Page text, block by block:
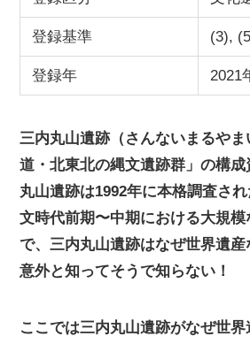
登録基準 (3),
登録年 2021
三内丸山遺跡（さんないまるや
道・北東北の縄文遺跡群」の構
丸山遺跡は1992年に本格調査さ
文時代前期〜中期における大規
で、三内丸山遺跡はなぜ世界遺産
意外と知ってそうで知らない！
ここでは三内丸山遺跡がなぜ世